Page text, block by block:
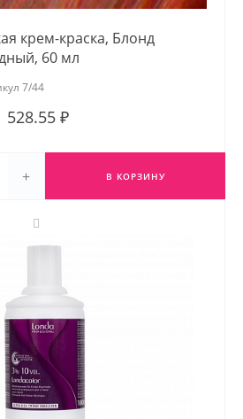
крем-краска, Блонд
60 мл
7/44
528.55 ₽
+ В КОРЗИНУ